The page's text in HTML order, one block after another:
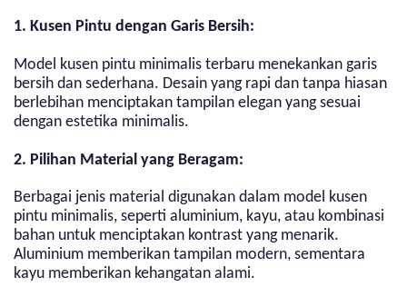
1. Kusen Pintu dengan Garis Bersih:
Model kusen pintu minimalis terbaru menekankan garis
bersih dan sederhana. Desain yang rapi dan tanpa hiasan
berlebihan menciptakan tampilan elegan yang sesuai
dengan estetika minimalis.
2. Pilihan Material yang Beragam:
Berbagai jenis material digunakan dalam model kusen
pintu minimalis, seperti aluminium, kayu, atau kombinasi
bahan untuk menciptakan kontrast yang menarik.
Aluminium memberikan tampilan modern, sementara
kayu memberikan kehangatan alami.